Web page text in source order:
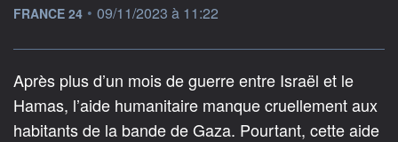
information fournie par
FRANCE 24 • 09/11/2023 à 11:22
Après plus d’un mois de guerre entre Israël et le
Hamas, l’aide humanitaire manque cruellement aux
habitants de la bande de Gaza. Pourtant, cette aide